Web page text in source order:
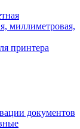
миллиметровая,
принтера
документов